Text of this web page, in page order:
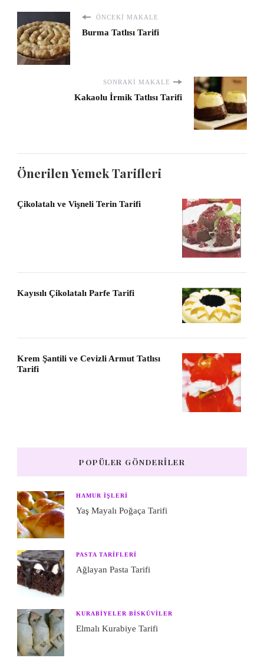
ÖNCEKI MAKALE
Burma Tatlısı Tarifi
SONRAKI MAKALE
Kakaolu İrmik Tatlısı Tarifi
Önerilen Yemek Tarifleri
Çikolatalı ve Vişneli Terin Tarifi
Kayısılı Çikolatalı Parfe Tarifi
Krem Şantili ve Cevizli Armut Tatlısı
Tarifi
POPÜLER GÖNDERILER
HAMUR IŞLERI
Yaş Mayalı Poğaça Tarifi
PASTA TARIFLERI
Ağlayan Pasta Tarifi
KURABIYELER BISKÜVILER
Elmalı Kurabiye Tarifi